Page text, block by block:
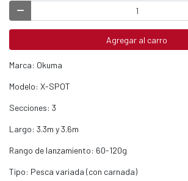
Agregar al carro
Marca: Okuma
Modelo: X-SPOT
Secciones: 3
Largo: 3.3m y 3.6m
Rango de lanzamiento: 60-120g
Tipo: Pesca variada (con carnada)